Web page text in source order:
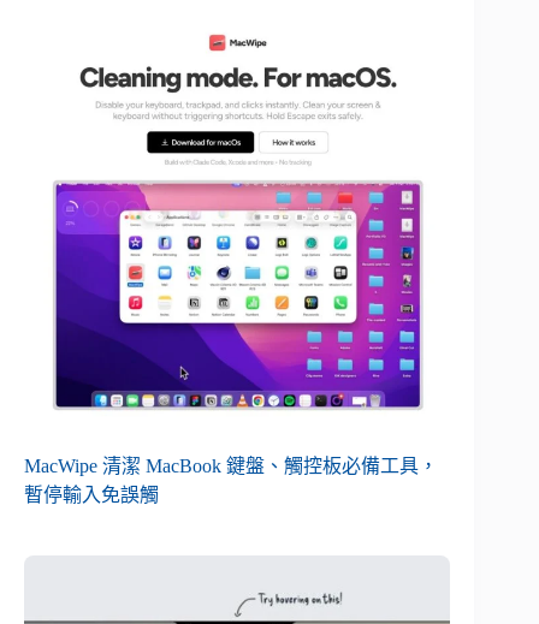
MacWipe 清潔 MacBook 鍵盤、觸控板必備工具，
暫停輸入免誤觸